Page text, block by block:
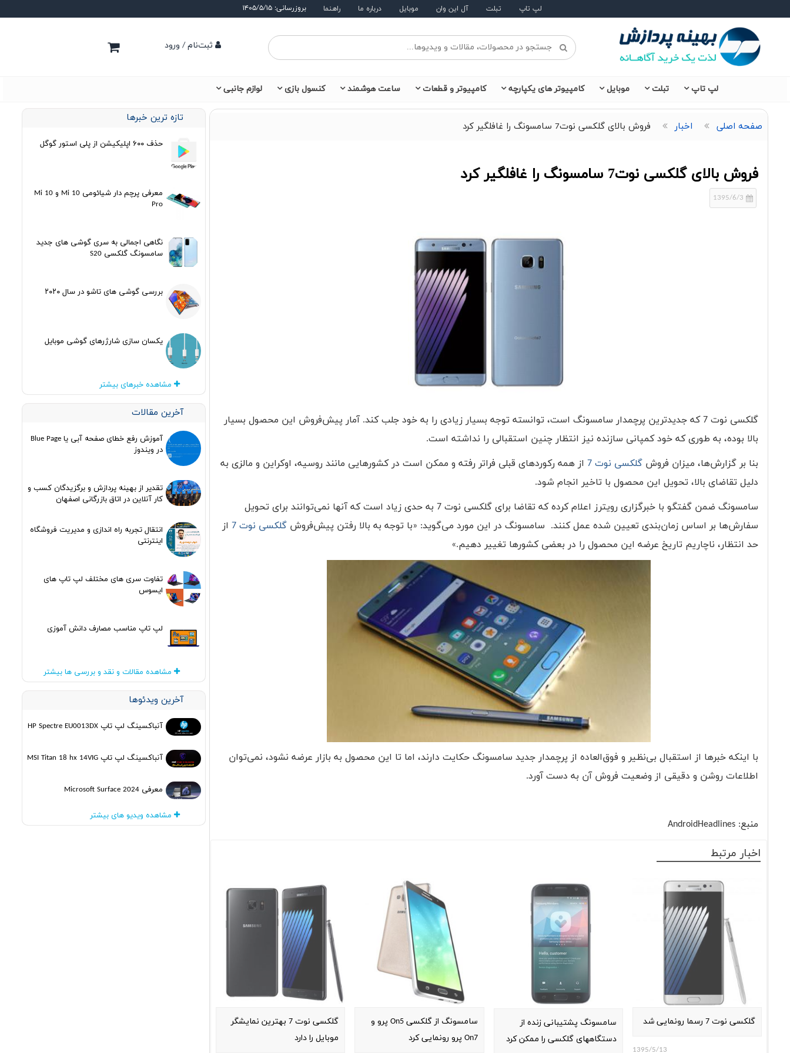
لپ تاپ تبلت آل این وان موبایل درباره ما راهنما بروزرسانی: ۱۴۰۵/۵/۱۵
ثبت‌نام / ورود
لپ تاپ تبلت موبایل کامپیوتر های یکپارچه کامپیوتر و قطعات ساعت هوشمند کنسول بازی لوازم جانبی
صفحه اصلی اخبار فروش بالای گلکسی نوت7 سامسونگ را غافلگیر کرد
فروش بالای گلکسی نوت7 سامسونگ را غافلگیر کرد
1395/6/3
گلکسی نوت 7 که جدیدترین پرچمدار سامسونگ است، توانسته توجه بسیار زیادی را به خود جلب کند. آمار پیش‌فروش این محصول بسیار
بالا بوده، به طوری که خود کمپانی سازنده نیز انتظار چنین استقبالی را نداشته است.
بنا بر گزارش‌ها، میزان فروش گلکسی نوت 7 از همه رکوردهای قبلی فراتر رفته و ممکن است در کشورهایی مانند روسیه، اوکراین و مالزی به
دلیل تقاضای بالا، تحویل این محصول با تاخیر انجام شود.
سامسونگ ضمن گفتگو با خبرگزاری رویترز اعلام کرده که تقاضا برای گلکسی نوت 7 به حدی زیاد است که آنها نمی‌توانند برای تحویل
سفارش‌ها بر اساس زمان‌بندی تعیین شده عمل کنند. سامسونگ در این مورد می‌گوید: «با توجه به بالا رفتن پیش‌فروش گلکسی نوت 7 از
حد انتظار، ناچاریم تاریخ عرضه این محصول را در بعضی کشورها تغییر دهیم.»
با اینکه خبرها از استقبال بی‌نظیر و فوق‌العاده از پرچمدار جدید سامسونگ حکایت دارند، اما تا این محصول به بازار عرضه نشود، نمی‌توان
اطلاعات روشن و دقیقی از وضعیت فروش آن به دست آورد.
منبع: AndroidHeadlines
اخبار مرتبط
گلکسی نوت 7 رسما رونمایی شد
1395/5/13
سامسونگ پشتیبانی زنده از
دستگاههای گلکسی را ممکن کرد
سامسونگ از گلکسی On5 پرو و
On7 پرو رونمایی کرد
گلکسی نوت 7 بهترین نمایشگر
موبایل را دارد
تازه ترین خبرها
حذف ۶۰۰ اپلیکیشن از پلی استور گوگل
معرفی پرچم دار شیائومی Mi 10 و Mi 10
Pro
نگاهی اجمالی به سری گوشی های جدید
سامسونگ گلکسی S20
بررسی گوشی های تاشو در سال ۲۰۲۰
یکسان سازی شارژرهای گوشی موبایل
مشاهده خبرهای بیشتر
آخرین مقالات
آموزش رفع خطای صفحه آبی یا Blue Page
در ویندوز
تقدیر از بهینه پردازش و برگزیدگان کسب و
کار آنلاین در اتاق بازرگانی اصفهان
انتقال تجربه راه اندازی و مدیریت فروشگاه
اینترنتی
تفاوت سری های مختلف لپ تاپ های
ایسوس
لپ تاپ مناسب مصارف دانش آموزی
مشاهده مقالات و نقد و بررسی ها بیشتر
آخرین ویدئوها
آنباکسینگ لپ تاپ HP Spectre EU0013DX
آنباکسینگ لپ تاپ MSI Titan 18 hx 14VIG
معرفی Microsoft Surface 2024
مشاهده ویدیو های بیشتر